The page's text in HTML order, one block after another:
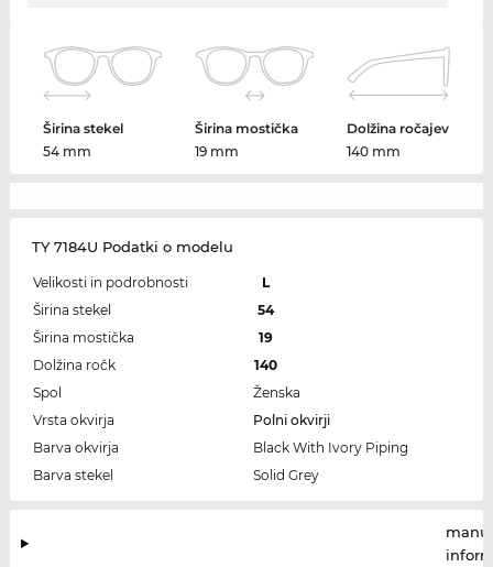
Širina stekel
54 mm
Širina mostička
19 mm
Dolžina ročajev
140 mm
TY 7184U Podatki o modelu
Velikosti in podrobnosti
L
Širina stekel
54
Širina mostička
19
Dolžina ročk
140
Spol
Ženska
Vrsta okvirja
Polni okvirji
Barva okvirja
Black With Ivory Piping
Barva stekel
Solid Grey